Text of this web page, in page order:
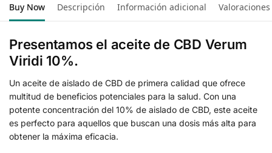
Buy Now Descripción Información adicional Valoraciones
Presentamos el aceite de CBD Verum
Viridi 10%.
Un aceite de aislado de CBD de primera calidad que ofrece
multitud de beneficios potenciales para la salud. Con una
potente concentración del 10% de aislado de CBD, este aceite
es perfecto para aquellos que buscan una dosis más alta para
obtener la máxima eficacia.